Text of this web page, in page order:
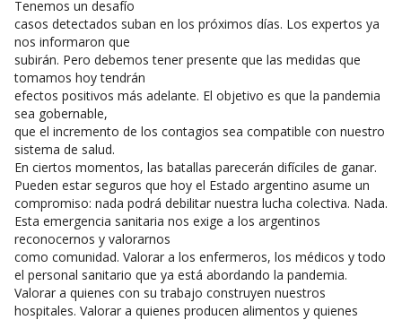
Tenemos un desafío
casos detectados suban en los próximos días. Los expertos ya
nos informaron que
subirán. Pero debemos tener presente que las medidas que
tomamos hoy tendrán
efectos positivos más adelante. El objetivo es que la pandemia
sea gobernable,
que el incremento de los contagios sea compatible con nuestro
sistema de salud.
En ciertos momentos, las batallas parecerán difíciles de ganar.
Pueden estar seguros que hoy el Estado argentino asume un
compromiso: nada podrá debilitar nuestra lucha colectiva. Nada.
Esta emergencia sanitaria nos exige a los argentinos
reconocernos y valorarnos
como comunidad. Valorar a los enfermeros, los médicos y todo
el personal sanitario que ya está abordando la pandemia.
Valorar a quienes con su trabajo construyen nuestros
hospitales. Valorar a quienes producen alimentos y quienes